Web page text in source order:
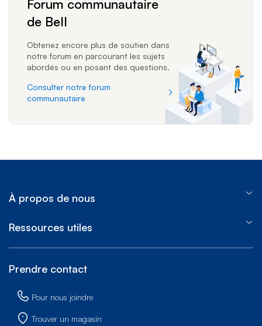
Forum communautaire
de Bell
Obtenez encore plus de soutien dans
notre forum en parcourant les sujets
abordés ou en posant des questions.
Consulter notre forum
communautaire
À propos de nous
Ressources utiles
Prendre contact
Pour nous joindre
Trouver un magasin